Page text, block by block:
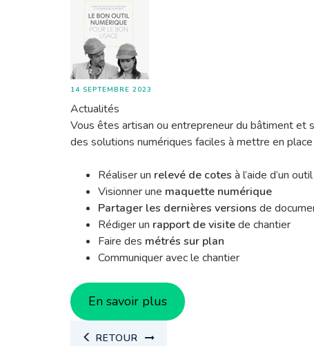
14 SEPTEMBRE 2023
Actualités
Vous êtes artisan ou entrepreneur du bâtiment et
des solutions numériques faciles à mettre en
Réaliser un relevé de cotes à l’aide d’un
Visionner une maquette numérique
Partager les dernières versions de
Rédiger un rapport de visitede chantier
Faire des métrés sur plan
Communiquer avec le chantier
En savoir plus
RETOUR